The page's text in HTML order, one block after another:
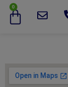
0